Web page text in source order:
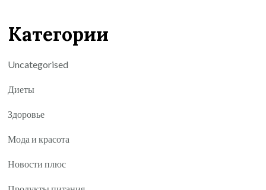
Категории
Uncategorised
Диеты
Здоровье
Мода и красота
Новости плюс